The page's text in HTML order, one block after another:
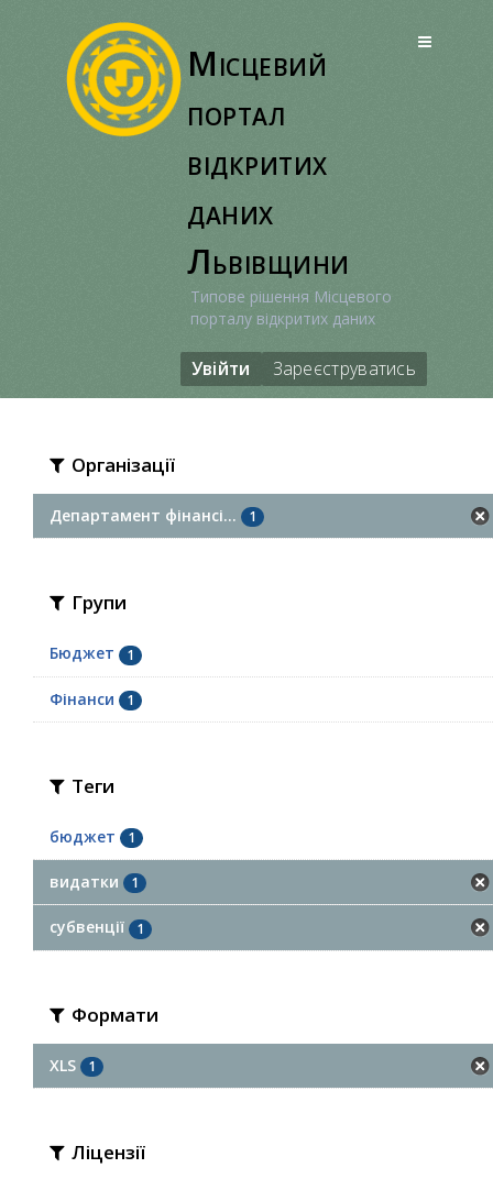
Місцевий
портал
відкритих
даних
Львівщини
Типове рішення Місцевого
порталу відкритих даних
Увійти Зареєструватись
Організації
Департамент фінансі... 1
Групи
Бюджет 1
Фінанси 1
Теги
бюджет 1
видатки 1
субвенції 1
Формати
XLS 1
Ліцензії